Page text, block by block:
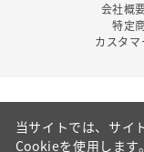
会社概
特定
カスタ
当サイトでは、サイ
Cookieを使用しま